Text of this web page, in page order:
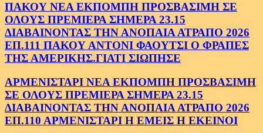
ΠΑΚΟΥ ΝΕΑ ΕΚΠΟΜΠΗ ΠΡΟΣΒΑΣΙΜΗ ΣΕ
ΟΛΟΥΣ ΠΡΕΜΙΕΡΑ ΣΗΜΕΡΑ 23.15
ΔΙΑΒΑΙΝΟΝΤΑΣ ΤΗΝ ΑΝΟΠΑΙΑ ΑΤΡΑΠΟ 2026
ΕΠ.111 ΠΑΚΟΥ ΑΝΤΟΝΙ ΦΑΟΥΤΣΙ Ο ΦΡΑΠΕΣ
ΤΗΣ ΑΜΕΡΙΚΗΣ.ΓΙΑΤΙ ΣΙΩΠΗΣΕ
ΑΡΜΕΝΙΣΤΑΡΙ ΝΕΑ ΕΚΠΟΜΠΗ ΠΡΟΣΒΑΣΙΜΗ
ΣΕ ΟΛΟΥΣ ΠΡΕΜΙΕΡΑ ΣΗΜΕΡΑ 23.15
ΔΙΑΒΑΙΝΟΝΤΑΣ ΤΗΝ ΑΝΟΠΑΙΑ ΑΤΡΑΠΟ 2026
ΕΠ.110 ΑΡΜΕΝΙΣΤΑΡΙ Η ΕΜΕΙΣ Η ΕΚΕΙΝΟΙ